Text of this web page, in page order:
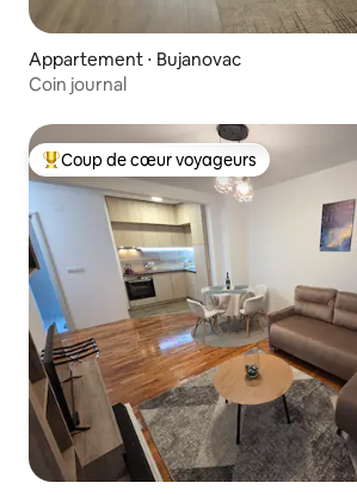
Appartement ⋅ Bujanovac
Coin journal
Coups de cœur voyageurs les plus
Coup de cœur voyageurs